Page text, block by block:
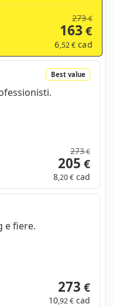
273€
163 €
6,52 € cad
Best value
273€
205 €
8,20 € cad
e fiere.
273 €
10,92 € cad